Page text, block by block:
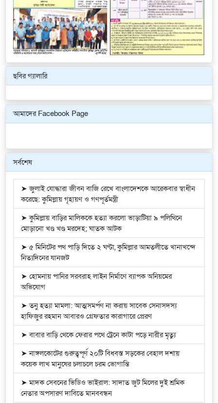
ছবির গ্যালারি
আমাদের Facebook Page
সর্বশেষ
➤ জুলাই যোদ্ধারা জীবন বাজি রেখে বাংলাদেশকে আরেকবার স্বাধীন
করেছে: কুমিল্লায় গৃহায়ণ ও গণপূর্তমন্ত্রী
➤ কুমিল্লায় বাড়ির মালিককে হত্যা করলো ভাড়াটিয়া ৯ পলিথিনে
মোড়ানো খণ্ড খণ্ড মরদেহ; ঘাতক আটক
➤ ৫ মিনিটের পথ পাড়ি দিতে ২ ঘণ্টা, কুমিল্লার আমতলীতে খানাখন্দে
নিত্যদিনের যানজট
➤ হোমনায় পানির সরবরাহ লাইন নির্মাণে ব্যাপক অনিয়মের
অভিযোগ
➤ তনু হত্যা মামলা: আত্মসমর্পণ না করায় সাবেক সেনাসদস্য
হাফিজুর রহমান আবারও গ্রেফতার কারাগারে প্রেরণ
➤ বাবার বাড়ি থেকে ফেরার পথে ট্রেনে কাটা পড়ে নারীর মৃত্যু
➤ নাঙ্গলকোটের গুরুত্বপূর্ণ ২০টি বিধবস্ত সড়কের বেহাল দশায়
কয়েক লাখ মানুষের চলাচলে চরম ভোগান্তি
➤ মাদক সেবনের ভিডিও ভাইরাল: সাদাত জুট মিলের দুই শ্রমিক
নেতার অপসারণ দাবিতে মানববন্ধন